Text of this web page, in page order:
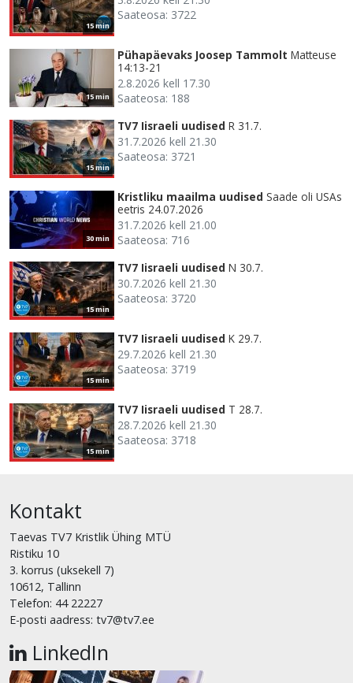
15 min
Saateosa: 3722
15 min
Pühapäevaks Joosep Tammolt Matteuse
14:13-21
2.8.2026 kell 17.30
Saateosa: 188
15 min
TV7 Iisraeli uudised R 31.7.
31.7.2026 kell 21.30
Saateosa: 3721
30 min
Kristliku maailma uudised Saade oli USAs
eetris 24.07.2026
31.7.2026 kell 21.00
Saateosa: 716
15 min
TV7 Iisraeli uudised N 30.7.
30.7.2026 kell 21.30
Saateosa: 3720
15 min
TV7 Iisraeli uudised K 29.7.
29.7.2026 kell 21.30
Saateosa: 3719
15 min
TV7 Iisraeli uudised T 28.7.
28.7.2026 kell 21.30
Saateosa: 3718
Kontakt
Taevas TV7 Kristlik Ühing MTÜ
Ristiku 10
3. korrus (uksekell 7)
10612, Tallinn
Telefon: 44 22227
E-posti aadress: tv7@tv7.ee
LinkedIn